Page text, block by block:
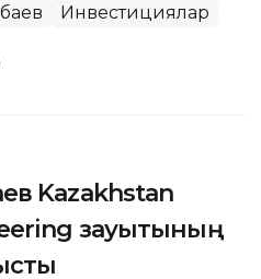
Инвестициялар
Kazakhstan
зауытының